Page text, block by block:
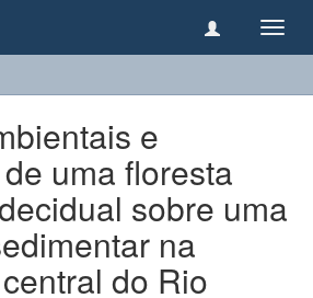
e
uma floresta
sobre uma
na
do Rio